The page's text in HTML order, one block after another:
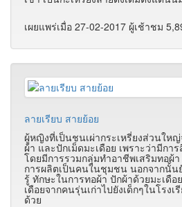
เผยแพร่เมื่อ 27-02-2017 ผู้เช้าชม
ลายเรียบ สายย้อย
ผู้หญิงที่เป็นชนเผ่ากระเหรี่ยงส่วนให
ผ้า และปักเม็ดมะเดือย เพราะว่ามีก
โดยมีการรวมกลุ่มทำอาชีพเสริมทอผ้
การผลิตเป็นคนในชุมชน นอกจากนั้น
รู้ ทักษะในการทอผ้า ปักผ้าด้วยมะเดื
เดือยจากคนรุ่นเก่าไปยังเด็กๆในโรง
ด้วย